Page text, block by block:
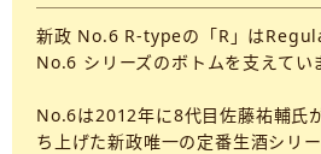
新政 No.6 R-typeの「R」は
No.6 シリーズのボトムを支えてい
No.6は2012年に8代目佐藤祐輔氏
ち上げた新政唯一の定番生酒シリー